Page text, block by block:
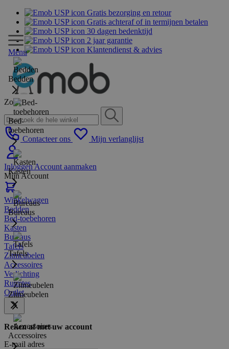
Gratis bezorging en retour
Gratis achteraf of in termijnen betalen
30 dagen bedenktijd
2 jaar garantie
Klantendienst & advies
Zoek
Contacteer ons Mijn verlanglijst
InloggenAccount aanmaken
Mijn Account
Winkelwagen
Menu
Bedden
Bed-
toebehoren
Kasten
Bureaus
Tafels
Zitmeubelen
Accessoires
Bedden
Bed-toebehoren
Kasten
Bureaus
Tafels
Zitmeubelen
Accessoires
Verlichting
Ruimtes
Outlet
Reken af met uw account
E-mail adres